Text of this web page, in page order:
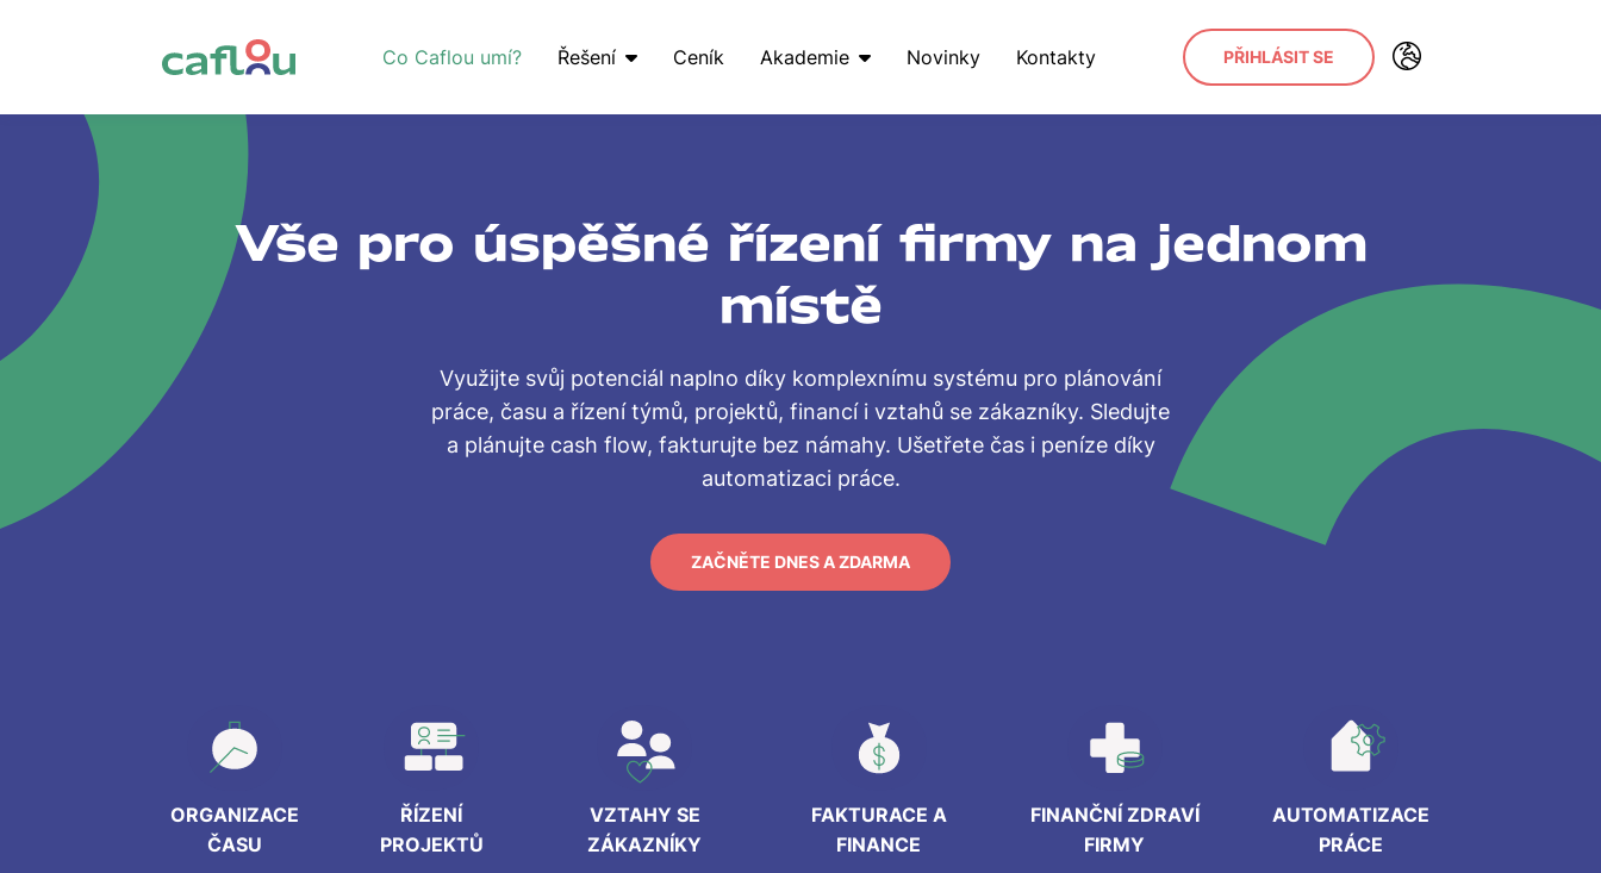
Co Caflou umí? Řešení Ceník Akademie Novinky Kontakty PŘIHLÁSIT SE
Vše pro úspěšné řízení firmy na jednom
místě
Využijte svůj potenciál naplno díky komplexnímu systému pro plánování
práce, času a řízení týmů, projektů, financí i vztahů se zákazníky. Sledujte
a plánujte cash flow, fakturujte bez námahy. Ušetřete čas i peníze díky
automatizaci práce.
ZAČNĚTE DNES A ZDARMA
ORGANIZACE
ČASU
ŘÍZENÍ
PROJEKTŮ
VZTAHY SE
ZÁKAZNÍKY
FAKTURACE A
FINANCE
FINANČNÍ ZDRAVÍ
FIRMY
AUTOMATIZACE
PRÁCE